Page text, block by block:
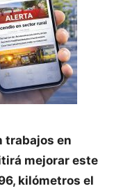
trabajos en
mejorar este
kilómetros el